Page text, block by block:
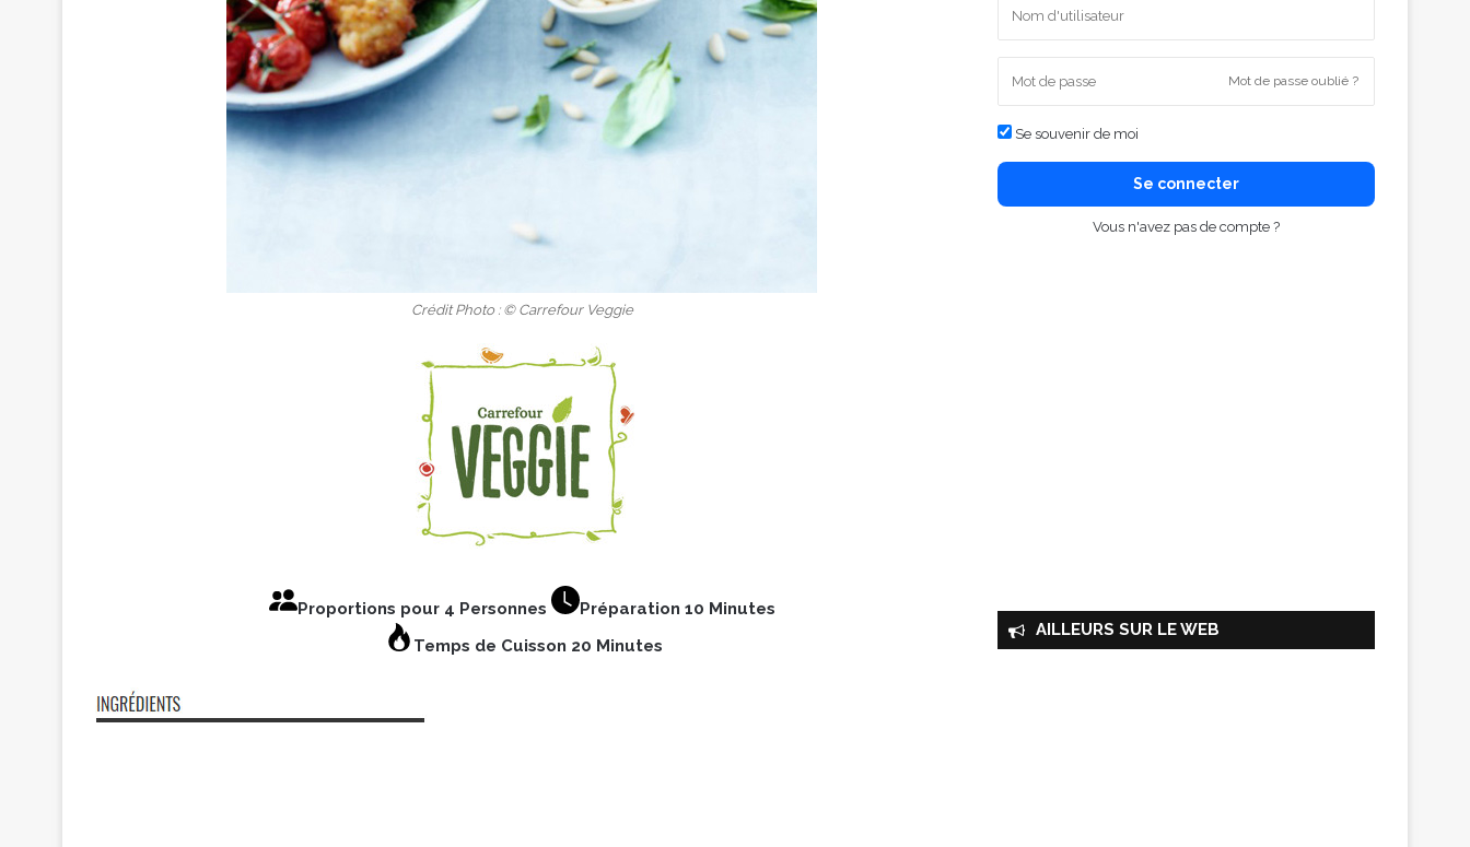
Crédit Photo : © Carrefour Veggie
Proportions pour 4 Personnes
Préparation 10 Minutes
Temps de Cuisson 20 Minutes
Mot de passe oublié ?
Se souvenir de moi
Se connecter
Vous n'avez pas de compte ?
AILLEURS SUR LE WEB